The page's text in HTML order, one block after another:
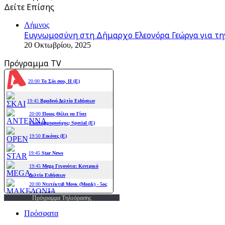
Δείτε Επίσης
Λήμνος
Ευγνωμοσύνη στη Δήμαρχο Ελεονόρα Γεώργα για
20 Οκτωβρίου, 2025
Πρόγραμμα TV
Πρόγραμμα Τηλεόρασης
Πρόσφατα